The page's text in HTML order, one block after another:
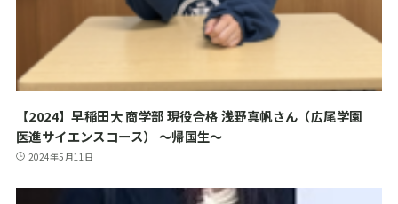
【2024】早稲田大 商学部 現役合格 浅野真帆さん（広尾学園
医進サイエンスコース） ～帰国生～
2024年5月11日